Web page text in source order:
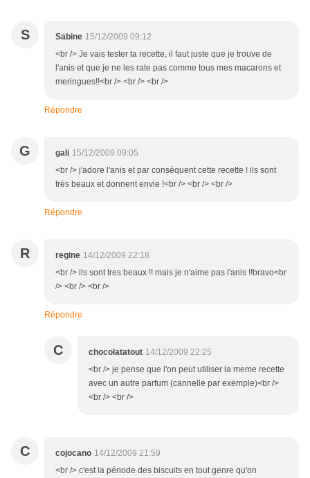
S Sabine 15/12/2009 09:12
<br /> Je vais tester ta recette, il faut juste que je trouve de
l'anis et que je ne les rate pas comme tous mes macarons et
meringues!!<br /> <br /> <br />
Répondre
G gali 15/12/2009 09:05
<br /> j'adore l'anis et par conséquent cette recette ! ils sont
très beaux et donnent envie !<br /> <br /> <br />
Répondre
R regine 14/12/2009 22:18
<br /> ils sont tres beaux !! mais je n'aime pas l'anis !!bravo<br
/> <br /> <br />
Répondre
C chocolatatout 14/12/2009 22:25
<br /> je pense que l'on peut utiliser la meme recette
avec un autre parfum (cannelle par exemple)<br />
<br /> <br />
C cojocano 14/12/2009 21:59
<br /> c'est la période des biscuits en tout genre qu'on